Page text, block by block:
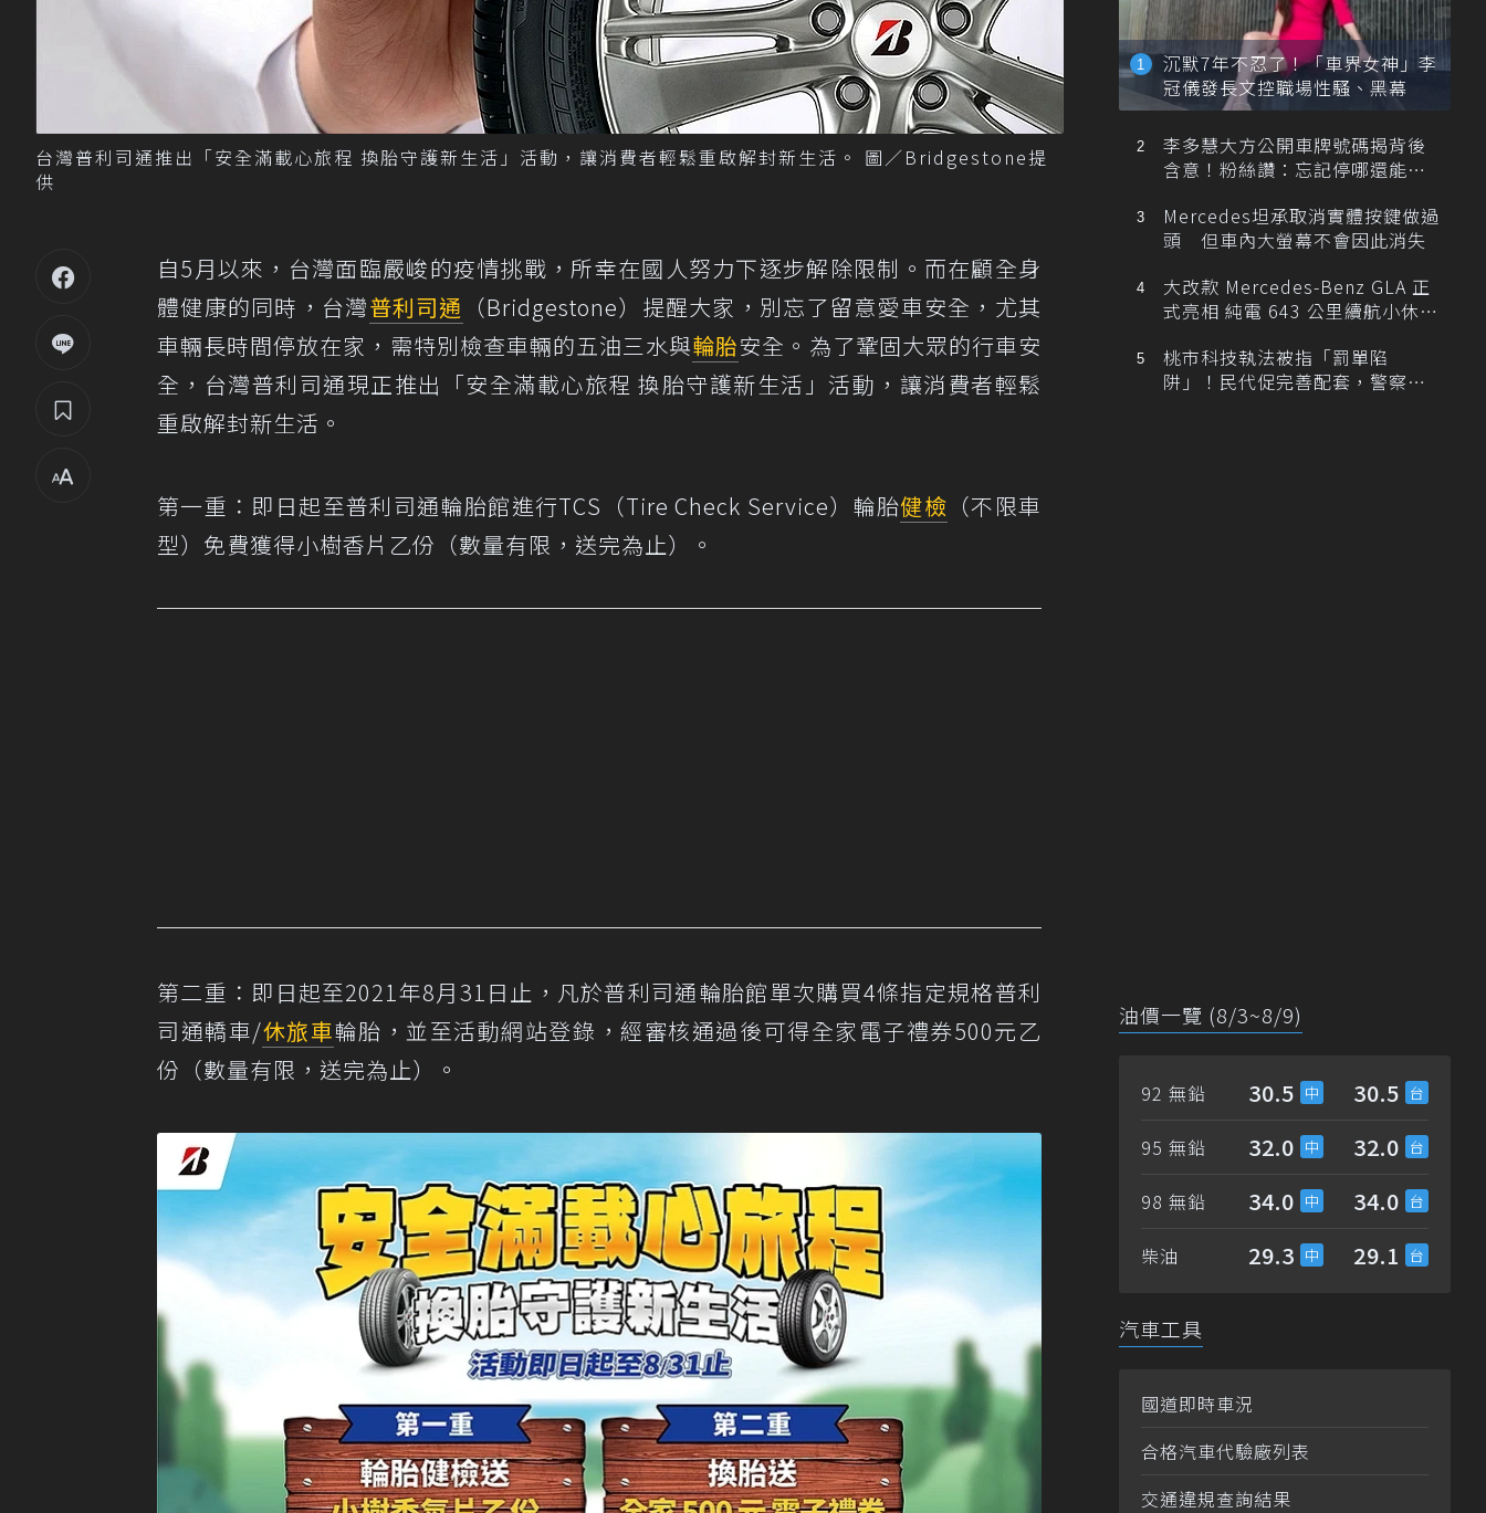
台灣普利司通推出「安全滿載心旅程 換胎守護新生活」活動，讓消費者輕鬆重啟解封新生活。 圖／Bridgestone提
供
自5月以來，台灣面臨嚴峻的疫情挑戰，所幸在國人努力下逐步解除限制。而在顧全身
體健康的同時，台灣普利司通 （Bridgestone）提醒大家，別忘了留意愛車安全，尤其
車輛長時間停放在家，需特別檢查車輛的五油三水與輪胎安全。為了鞏固大眾的行車安
全，台灣普利司通現正推出「安全滿載心旅程 換胎守護新生活」活動，讓消費者輕鬆
重啟解封新生活。
第一重：即日起至普利司通輪胎館進行TCS（Tire Check Service）輪胎健檢 （不限車
型）免費獲得小樹香片乙份（數量有限，送完為止）。
第二重：即日起至2021年8月31日止，凡於普利司通輪胎館單次購買4條指定規格普利
司通轎車/休旅車輪胎，並至活動網站登錄，經審核通過後可得全家電子禮券500元乙
份（數量有限，送完為止）。
沉默7年不忍了！「車界女神」李
冠儀發長文控職場性騷、黑幕
李多慧大方公開車牌號碼揭背後
含意！粉絲讚：忘記停哪還能幫
Mercedes坦承取消實體按鍵做過
頭 但車內大螢幕不會因此消失
大改款 Mercedes-Benz GLA 正
式亮相 純電 643 公里續航小休
桃市科技執法被指「罰單陷
阱」！民代促完善配套，警察局
油價一覽 (8/3~8/9)
92 無鉛 30.5 30.5
95 無鉛 32.0 32.0
98 無鉛 34.0 34.0
柴油 29.3 29.1
汽車工具
國道即時車況
合格汽車代驗廠列表
交通違規查詢結果